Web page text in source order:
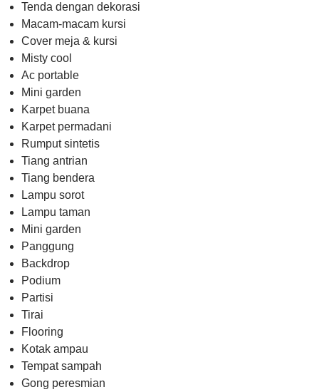
Tenda dengan dekorasi
Macam-macam kursi
Cover meja & kursi
Misty cool
Ac portable
Mini garden
Karpet buana
Karpet permadani
Rumput sintetis
Tiang antrian
Tiang bendera
Lampu sorot
Lampu taman
Mini garden
Panggung
Backdrop
Podium
Partisi
Tirai
Flooring
Kotak ampau
Tempat sampah
Gong peresmian